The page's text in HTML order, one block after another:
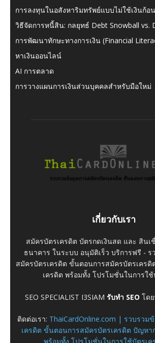
การลงทุนในอสังหาริมทรัพย์แบบไม่ใช้เงินก้อ
วิธีจัดการหนี้สิน: กลยุทธ์ Debt Snowball vs.
การพัฒนาทักษะทางการเงิน (Financial
หาเงินออนไลน์
AI การตลาด
การวางแผนการเงินส่วนบุคคลสำหรับมือใหม่
เกี่ยวกับเรา
สมัครบัตรเครดิต บัตรกดเงินสด และ สิน
ธนาคาร ในระบบ อนุมัติเร็ว บริการฟรี - ร
สมัครบัตรเครดิต ขั้นตอนการสมัครบัตรเคร
เครดิต พร้อมทั้ง โปรโมชั่นในการใ
SEO SPECIALIST I3SIAM รับทำ SEO โด
ติดต่อเรา: ThaiCardOnline.com | รวบรวม
เครดิต ขั้นตอนการสมัครบัตรเครดิต ปัญหา